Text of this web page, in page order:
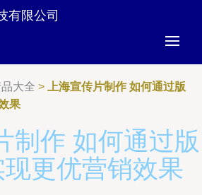
有限公司
大全 >
上海宣传片制作 如何通过版
果
制作 如何通过版
更优营销效果